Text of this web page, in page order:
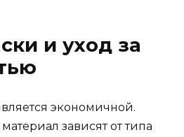
и уход за
экономичной.
зависят от типа